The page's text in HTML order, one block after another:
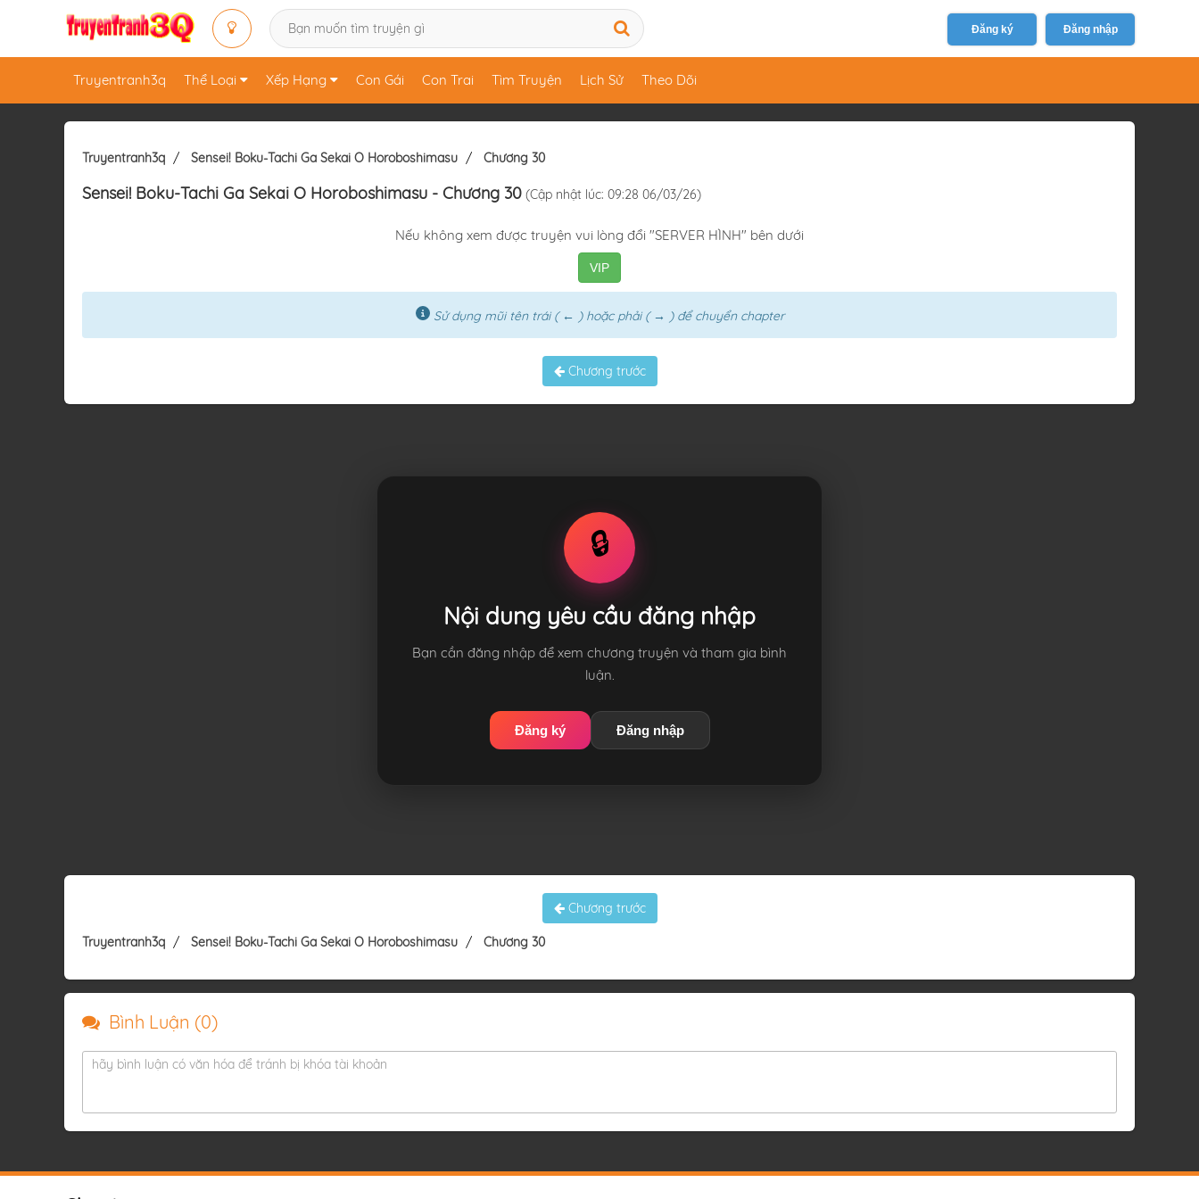
Đăng ký Đăng nhập
Truyentranh3q Thể Loại Xếp Hạng Con Gái Con Trai Tìm Truyện Lịch Sử Theo Dõi
Truyentranh3q Sensei! Boku-Tachi Ga Sekai O Horoboshimasu Chương 30
Sensei! Boku-Tachi Ga Sekai O Horoboshimasu - Chương 30 (Cập nhật lúc: 09:28 06/03/26)
Nếu không xem được truyện vui lòng đổi "SERVER HÌNH" bên dưới
VIP
Sử dụng mũi tên trái ( ← ) hoặc phải ( → ) để chuyển chapter
Chương trước
🔒
Nội dung yêu cầu đăng nhập
Bạn cần đăng nhập để xem chương truyện và tham gia bình
luận.
Đăng ký Đăng nhập
Chương trước
Truyentranh3q Sensei! Boku-Tachi Ga Sekai O Horoboshimasu Chương 30
Bình Luận (0)
hãy bình luận có văn hóa để tránh bị khóa tài khoản